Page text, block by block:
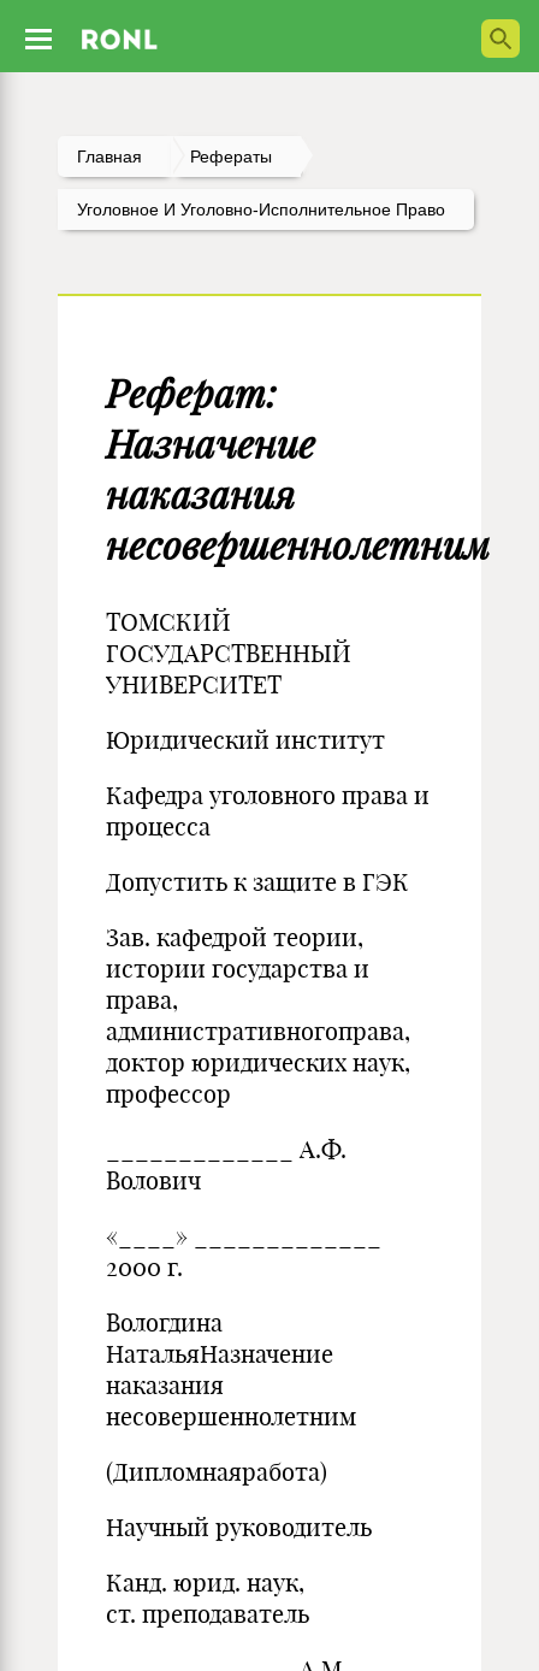
Главная Рефераты
Уголовное И Уголовно-Исполнительное Право
Реферат:
Назначение
наказания
несовершеннолетним
ТОМСКИЙ
ГОСУДАРСТВЕННЫЙ
УНИВЕРСИТЕТ
Юридический институт
Кафедра уголовного права и
процесса
Допустить к защите в ГЭК
Зав. кафедрой теории,
истории государства и
права,
административногоправа,
доктор юридических наук,
профессор
_____________ А.Ф.
Волович
«____» _____________
2000 г.
Вологдина
НатальяНазначение
наказания
несовершеннолетним
(Дипломнаяработа)
Научный руководитель
Канд. юрид. наук,
ст. преподаватель